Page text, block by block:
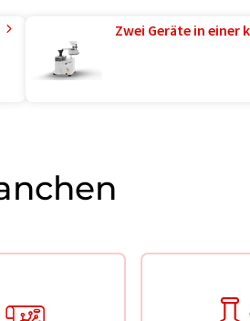
Zwei Geräte in